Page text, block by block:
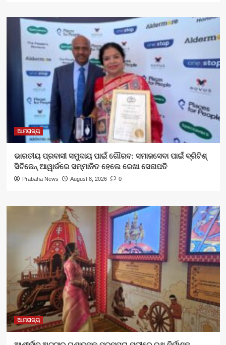
ଆମରାଜ୍ୟ
ଭାରତୀୟ ପ୍ରବାସୀ ସମୁଦାୟ ପାଇଁ ଗୌରବ: ସମାଜସେବା ପାଇଁ ବ୍ରିଟିଶ୍
ସିଟିଜେନ୍ ଆୱାର୍ଡରେ ସମ୍ମାନିତ ହେଲେ ରେଖା ସେନାପତି
Prabaha News August 8, 2026 0
ଆମରାଜ୍ୟ